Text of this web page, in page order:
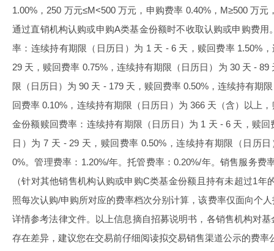
1.00%，250 万元≤M<500 万元，申购费率 0.40%，M≥500 万
通过直销机构认购或申购A类基金份额时不收取认购或申购费用
率：连续持有期限（日历日）为 1 天 - 6 天，赎回费率 1.50%
29 天，赎回费率 0.75%，连续持有期限（日历日）为 30 天 -
限（日历日）为 90 天 - 179 天，赎回费率 0.50%，连续持有期
回费率 0.10%，连续持有期限（日历日）为 366 天（含）以上
金份额赎回费率：连续持有期限（日历日）为 1 天 - 6 天，赎
日）为 7 天 - 29 天，赎回费率 0.50%，连续持有期限（日历
0%。管理费率：1.20%/年。托管费率：0.20%/年。销售服务费
（针对其他销售机构认购或申购C类基金份额且持有未超过1年
照每次认购/申购所对应的费率档次分别计算，该费率仅面向个
详情参考法律文件。以上信息摘自招募说明书，各销售机构对
存在差异，建议您在交易前仔细阅读拟交易销售渠道公示的费率